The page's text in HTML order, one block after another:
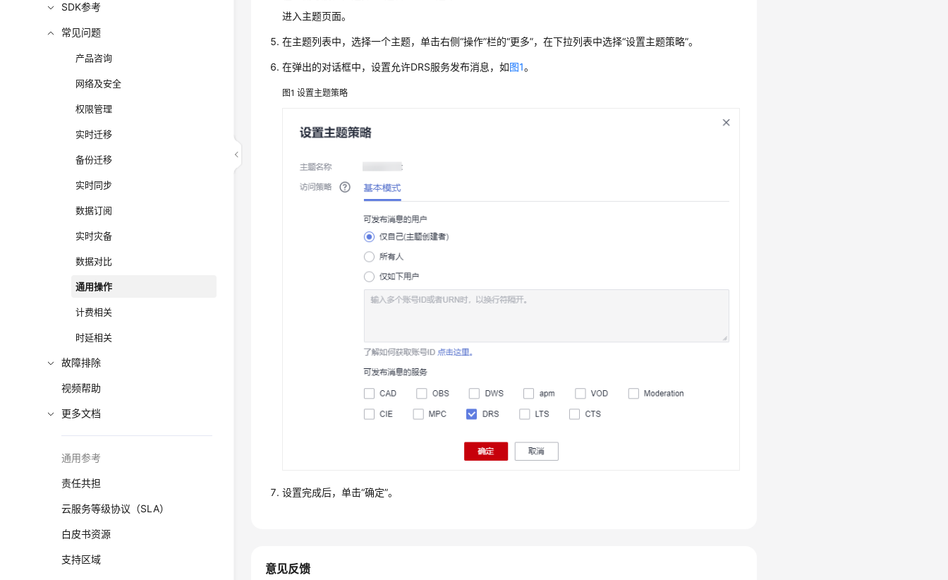
SDK参考
常见问题
产品咨询
网络及安全
权限管理
实时迁移
备份迁移
实时同步
数据订阅
实时灾备
数据对比
通用操作
计费相关
时延相关
故障排除
视频帮助
更多文档
通用参考
责任共担
云服务等级协议（SLA）
白皮书资源
支持区域
进入主题页面。
在主题列表中，选择一个主题，单击右侧“操作”栏的“更多”，在下拉列表中选择“设置主题策略”。
在弹出的对话框中，设置允许DRS服务发布消息，如图1。
图1设置主题策略
设置完成后，单击“确定”。
意见反馈